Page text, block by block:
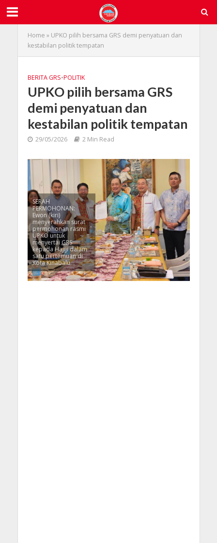
Home » UPKO pilih bersama GRS demi penyatuan dan
kestabilan politik tempatan
BERITA GRS•POLITIK
UPKO pilih bersama GRS
demi penyatuan dan
kestabilan politik tempatan
29/05/2026 2 Min Read
SERAH
PERMOHONAN:
Ewon (kiri)
menyerahkan surat
permohonan rasmi
UPKO untuk
menyertai GRS
kepada Hajiji dalam
satu pertemuan di
Kota Kinabalu.